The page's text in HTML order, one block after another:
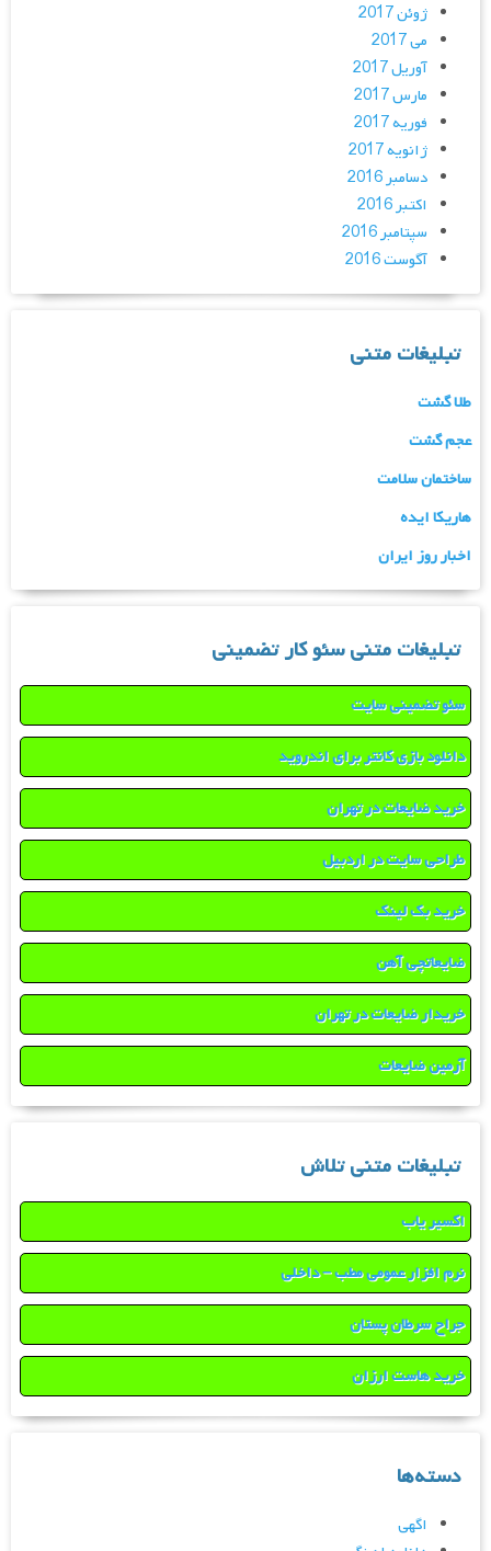
ژوئن 2017
می 2017
آوریل 2017
مارس 2017
فوریه 2017
ژانویه 2017
دسامبر 2016
اکتبر 2016
سپتامبر 2016
آگوست 2016
تبلیغات متنی
طلا گشت
عجم گشت
ساختمان سلامت
هاریکا ایده
اخبار روز ایران
تبلیغات متنی سئو کار تضمینی
سئو تضمینی سایت
دانلود بازی کانتر برای اندروید
خرید ضایعات در تهران
طراحی سایت در اردبیل
خرید بک لینک
ضایعاتچی آهن
خریدار ضایعات در تهران
آرمین ضایعات
تبلیغات متنی تلاش
اکسیر یاب
نرم افزار عمومی مطب – داخلی
جراح سرطان پستان
خرید هاست ارزان
دسته‌ها
اگهی